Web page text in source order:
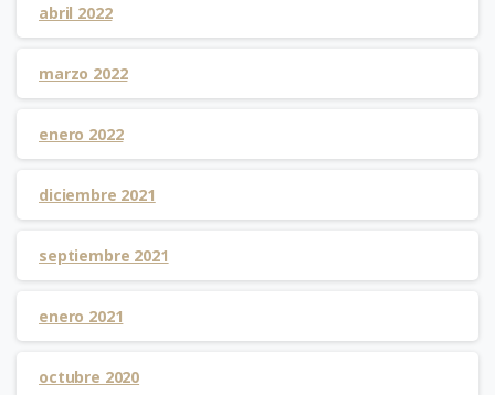
abril 2022
marzo 2022
enero 2022
diciembre 2021
septiembre 2021
enero 2021
octubre 2020